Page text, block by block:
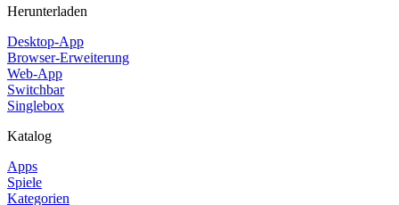
Herunterladen
Desktop-App
Browser-Erweiterung
Web-App
Switchbar
Singlebox
Katalog
Apps
Spiele
Kategorien